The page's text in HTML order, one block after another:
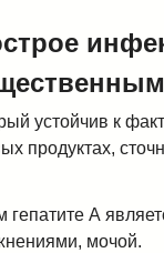
устойчив к
продуктах,
гепатите А
мочой.